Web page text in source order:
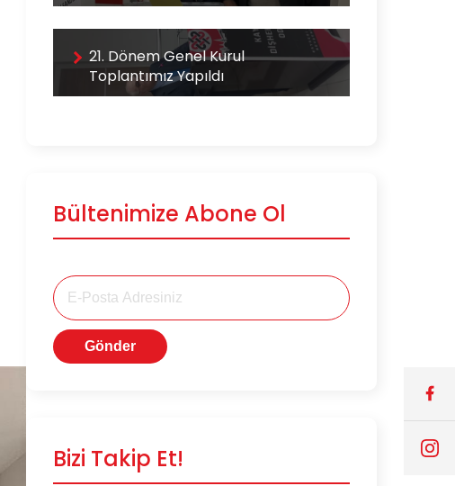
21. Dönem Genel Kurul
Toplantımız Yapıldı
Bültenimize Abone Ol
Gönder
Bizi Takip Et!